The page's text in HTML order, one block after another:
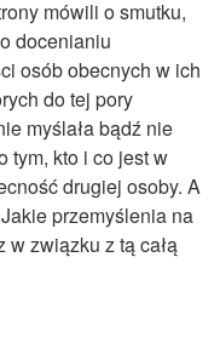
mówili o smutku,
o docenianiu
osób obecnych w ich
do tej pory
myślała bądź nie
tym, kto i co jest w
drugiej osoby. A
przemyślenia na
związku z tą całą